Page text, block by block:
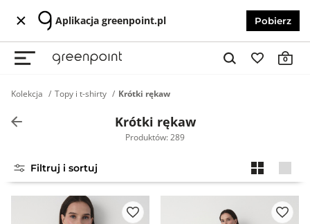
Aplikacja greenpoint.pl Pobierz
0
Kolekcja Topy i t-shirty Krótki rękaw
Krótki rękaw
Produktów: 289
Filtruj i sortuj